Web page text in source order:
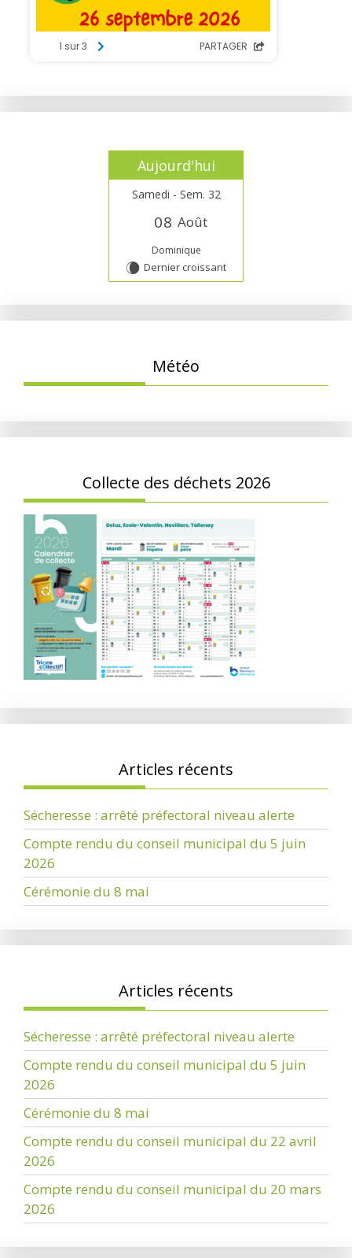
Aujourd'hui
Samedi - Sem. 32
08 Août
Dominique
W Dernier croissant
Météo
Collecte des déchets 2026
Articles récents
Sécheresse : arrêté préfectoral niveau alerte
Compte rendu du conseil municipal du 5 juin
2026
Cérémonie du 8 mai
Articles récents
Sécheresse : arrêté préfectoral niveau alerte
Compte rendu du conseil municipal du 5 juin
2026
Cérémonie du 8 mai
Compte rendu du conseil municipal du 22 avril
2026
Compte rendu du conseil municipal du 20 mars
2026